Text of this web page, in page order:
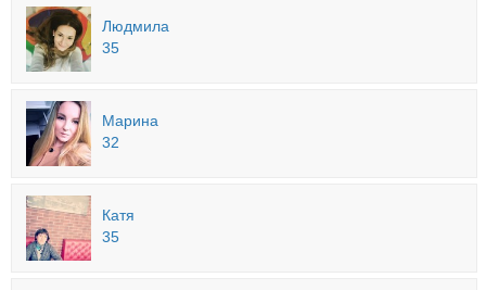
Людмила
35
Марина
32
Катя
35